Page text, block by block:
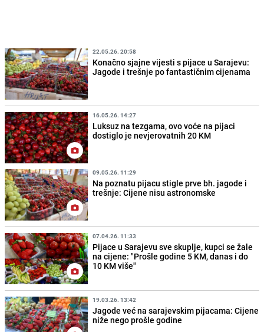
22.05.26. 20:58
Konačno sjajne vijesti s pijace u Sarajevu:
Jagode i trešnje po fantastičnim cijenama
16.05.26. 14:27
Luksuz na tezgama, ovo voće na pijaci
dostiglo je nevjerovatnih 20 KM
09.05.26. 11:29
Na poznatu pijacu stigle prve bh. jagode i
trešnje: Cijene nisu astronomske
07.04.26. 11:33
Pijace u Sarajevu sve skuplje, kupci se žale
na cijene: "Prošle godine 5 KM, danas i do
10 KM više"
19.03.26. 13:42
Jagode već na sarajevskim pijacama: Cijene
niže nego prošle godine